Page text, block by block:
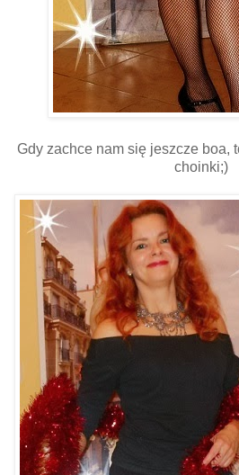
Gdy zachce nam się jeszcze boa,
choinki;)